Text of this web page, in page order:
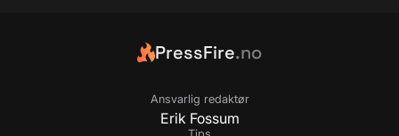
PressFire.no
Ansvarlig redaktør
Erik Fossum